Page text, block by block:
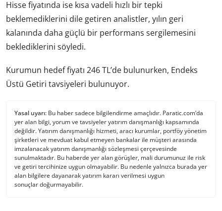
Hisse fiyatında ise kısa vadeli hızlı bir tepki
beklemediklerini dile getiren analistler, yılın geri
kalanında daha güçlü bir performans sergilemesini
beklediklerini söyledi.
Kurumun hedef fiyatı 246 TL’de bulunurken, Endeks
Üstü Getiri tavsiyeleri bulunuyor.
Yasal uyarı: Bu haber sadece bilgilendirme amaçlıdır. Paratic.com’da
yer alan bilgi, yorum ve tavsiyeler yatırım danışmanlığı kapsamında
değildir. Yatırım danışmanlığı hizmeti, aracı kurumlar, portföy yönetim
şirketleri ve mevduat kabul etmeyen bankalar ile müşteri arasında
imzalanacak yatırım danışmanlığı sözleşmesi çerçevesinde
sunulmaktadır. Bu haberde yer alan görüşler, mali durumunuz ile risk
ve getiri tercihinize uygun olmayabilir. Bu nedenle yalnızca burada yer
alan bilgilere dayanarak yatırım kararı verilmesi uygun
sonuçlar doğurmayabilir.